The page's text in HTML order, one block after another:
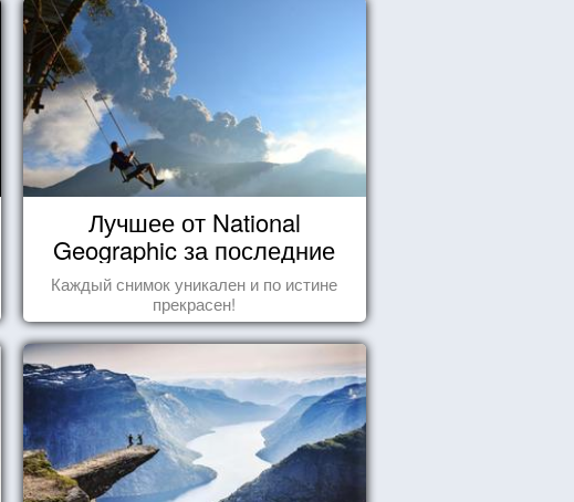
Лучшее от National
Geographic за последние
пару лет
Каждый снимок уникален и по истине
прекрасен!